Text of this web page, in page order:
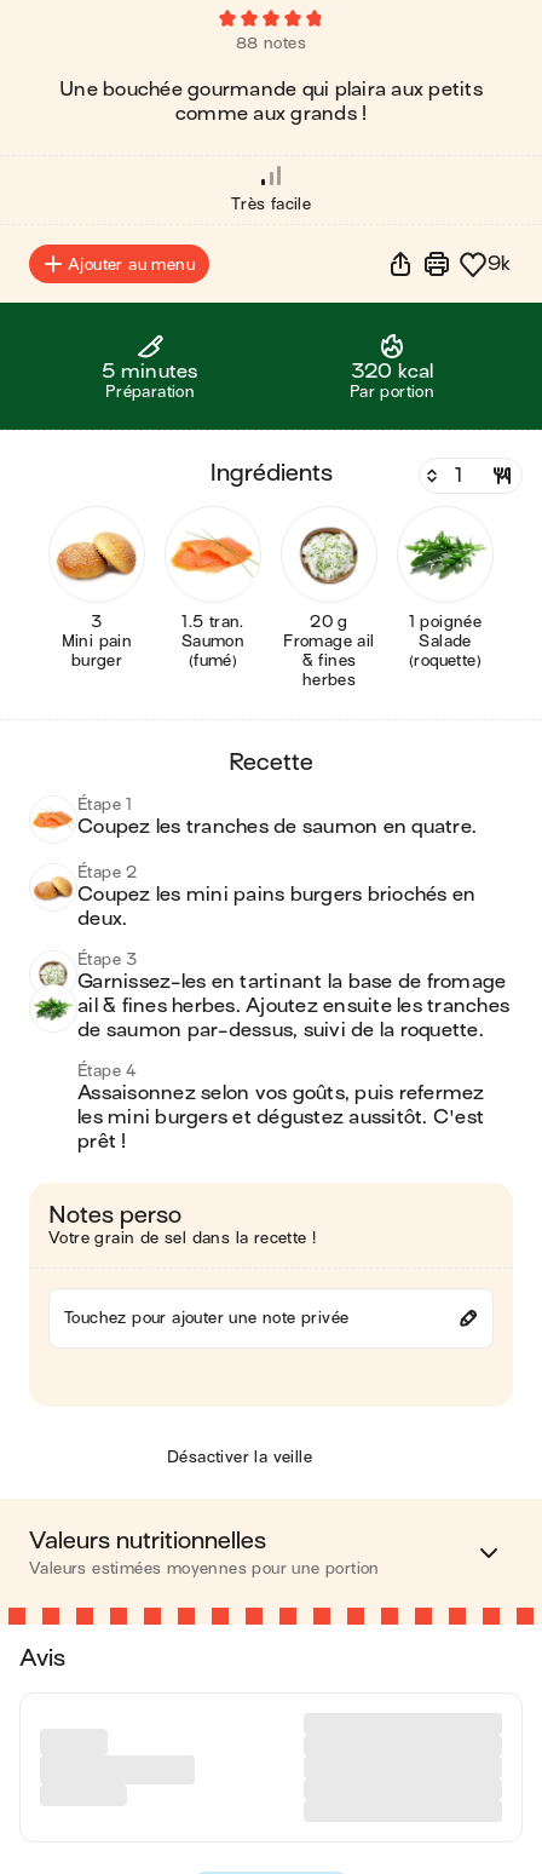
88 notes
Une bouchée gourmande qui plaira aux petits
comme aux grands !
Très facile
Ajouter au menu 9k
5 minutes
Préparation
320 kcal
Par portion
ingrédients
3
Mini pain
burger
1.5 tran.
Saumon
(fumé)
20 g
Fromage ail
& fines
herbes
1 poignée
Salade
(roquette)
recette
Étape 1
Coupez les tranches de saumon en quatre.
Étape 2
Coupez les mini pains burgers briochés en
deux.
Étape 3
Garnissez-les en tartinant la base de fromage
ail & fines herbes. Ajoutez ensuite les tranches
de saumon par-dessus, suivi de la roquette.
Étape 4
Assaisonnez selon vos goûts, puis refermez
les mini burgers et dégustez aussitôt. C'est
prêt !
Notes perso
Votre grain de sel dans la recette !
Touchez pour ajouter une note privée
Désactiver la veille
Valeurs nutritionnelles
Valeurs estimées moyennes pour une portion
Calories 320 kcal
Avis